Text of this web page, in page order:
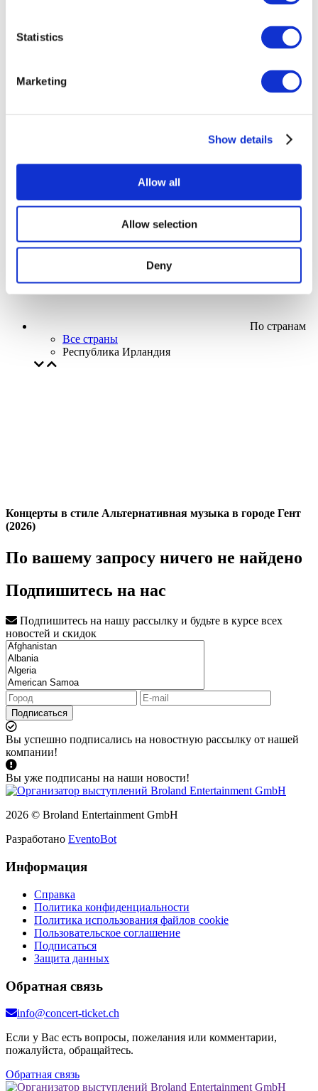
Statistics
Marketing
Show details
Allow all
Allow selection
Deny
Без поджанра
Применить
По странам
Все страны
Республика Ирландия
Концерты в стиле Альтернативная музыка в городе Гент
(2026)
По вашему запросу ничего не найдено
Подпишитесь на нас
Подпишитесь на нашу рассылку и будьте в курсе всех
новостей и скидок
Подписаться
Вы успешно подписались на новостную рассылку от нашей
компании!
Вы уже подписаны на наши новости!
2026 © Broland Entertainment GmbH
Разработано EventoBot
Информация
Справка
Политика конфиденциальности
Политика использования файлов cookie
Пользовательское соглашение
Подписаться
Защита данных
Обратная связь
info@concert-ticket.ch
Если у Вас есть вопросы, пожелания или комментарии,
пожалуйста, обращайтесь.
Обратная связь